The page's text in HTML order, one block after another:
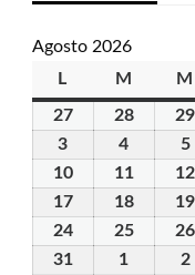
Agosto 2026
L
M martedì
M
2727
Luglio
2026
2828
29
3
Agosto
2026
4
Agosto
2026
55
1010
Agosto
2026
1111
Agosto
2026
12
1717
Agosto
1818
Agosto
19
2424
Agosto
2525
Agosto
26
3131
1 22